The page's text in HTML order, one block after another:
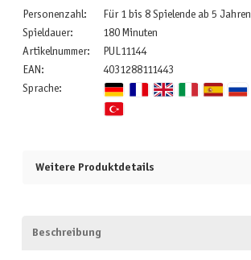
Personenzahl:
Für 1 bis 8 Spielende ab 5 Jahren
Spieldauer:
180 Minuten
Artikelnummer:
PUL11144
EAN:
4031288111443
Sprache:
Weitere Produktdetails
Beschreibung